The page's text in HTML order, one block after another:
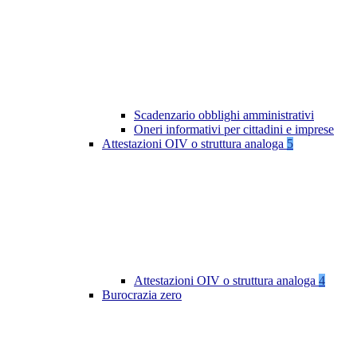
Scadenzario obblighi amministrativi
Oneri informativi per cittadini e imprese
Attestazioni OIV o struttura analoga 5
Attestazioni OIV o struttura analoga 4
Burocrazia zero